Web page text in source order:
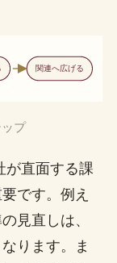
関連へ広げる
プ
が直面する課
です。例え
見直しは、
ります。ま